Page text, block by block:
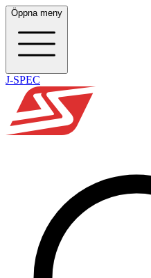
Öppna meny
J-SPEC